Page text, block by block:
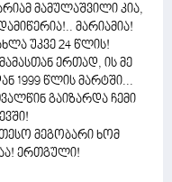
მამულაშვილი კია,
მარიამია!
უკვე 24 წლის!
ერთად, ის მე
1999 წლის მარტში...
გაიზარდა ჩემი
მეგობარი ხომ
ერთგული!